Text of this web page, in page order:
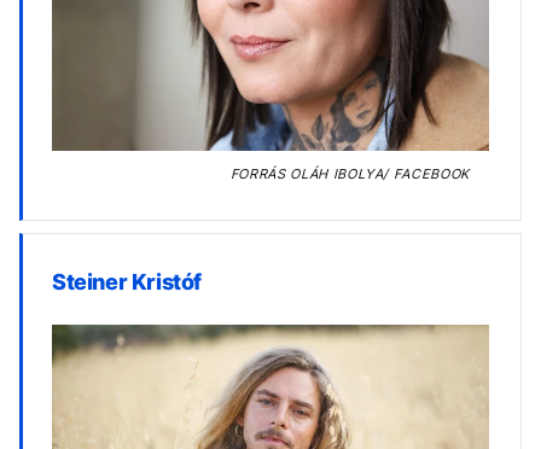
FORRÁSOLÁH IBOLYA/ FACEBOOK
Steiner Kristóf